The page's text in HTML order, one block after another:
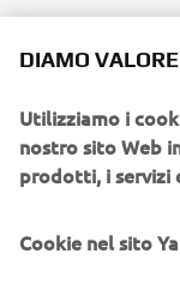
Oltre al raduno
appuntamenti: la
Piacenza. La
altri due
legno nella zona
in fuoristrada
DIAMO
Utilizziamo i
nostro sito Web
prodotti, i servizi
Cookie nel sito